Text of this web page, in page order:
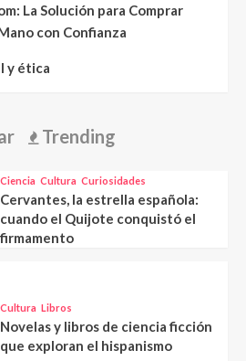
La Solución para Comprar
con Confianza
y ética
Trending
Ciencia Cultura Curiosidades
Cervantes, la estrella española:
cuando el Quijote conquistó el
firmamento
Cultura Libros
Novelas y libros de ciencia ficción
que exploran el hispanismo